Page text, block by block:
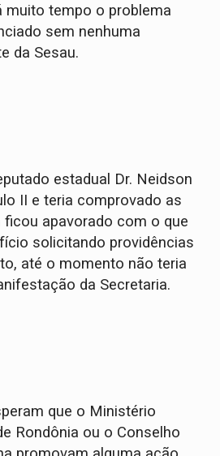
muito tempo o problema
sem nenhuma
da Sesau.
estadual Dr. Neidson
II e teria comprovado as
ficou apavorado com o que
solicitando providências
até o momento não teria
da Secretaria.
que o Ministério
Rondônia ou o Conselho